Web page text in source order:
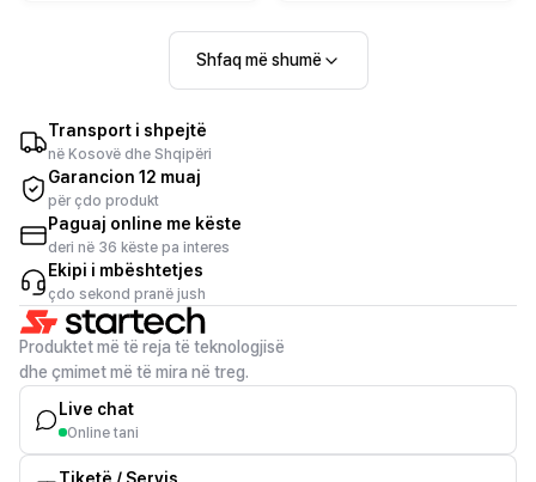
Shfaq më shumë
Transport i shpejtë
në Kosovë dhe Shqipëri
Garancion 12 muaj
për çdo produkt
Paguaj online me këste
deri në 36 këste pa interes
Ekipi i mbështetjes
çdo sekond pranë jush
Produktet më të reja të teknologjisë
dhe çmimet më të mira në treg.
Live chat
Online tani
Tiketë / Servis